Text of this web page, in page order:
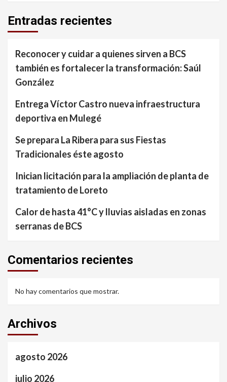
Entradas recientes
Reconocer y cuidar a quienes sirven a BCS
también es fortalecer la transformación: Saúl
González
Entrega Víctor Castro nueva infraestructura
deportiva en Mulegé
Se prepara La Ribera para sus Fiestas
Tradicionales éste agosto
Inician licitación para la ampliación de planta de
tratamiento de Loreto
Calor de hasta 41°C y lluvias aisladas en zonas
serranas de BCS
Comentarios recientes
No hay comentarios que mostrar.
Archivos
agosto 2026
julio 2026